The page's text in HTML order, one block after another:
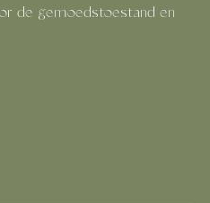
de gemoedstoestand en